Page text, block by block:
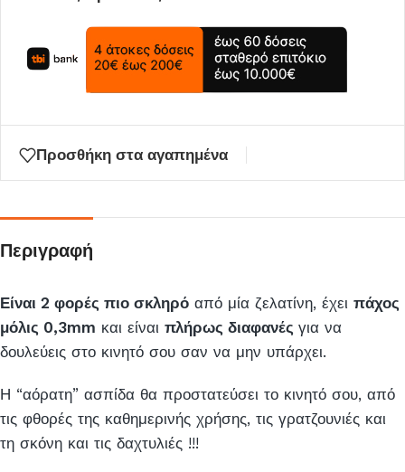
Προσθήκη στα αγαπημένα
Περιγραφή
Είναι 2 φορές πιο σκληρό από μία ζελατίνη, έχει πάχος
μόλις 0,3mm και είναι πλήρως διαφανές για να
δουλεύεις στο κινητό σου σαν να μην υπάρχει.
Η “αόρατη” ασπίδα θα προστατεύσει το κινητό σου, από
τις φθορές της καθημερινής χρήσης, τις γρατζουνιές και
τη σκόνη και τις δαχτυλιές !!!